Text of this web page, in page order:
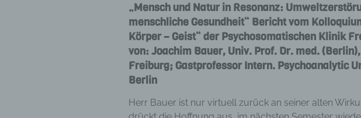
„Mensch und Natur in Resonanz:
menschliche Gesundheit“ Bericht vom
Körper – Geist“ der Psychosomatischen Klinik
von: Joachim Bauer, Univ. Prof. Dr. med.
Freiburg; Gastprofessor Intern. Psychoanalytic
Berlin
Herr Bauer ist nur virtuell zurück an seiner alten